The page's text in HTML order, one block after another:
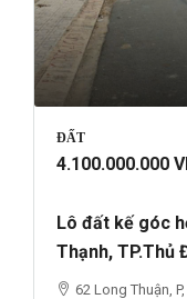
ĐẤT
4.100.000.000
Lô đất kế góc
Thạnh, TP.Thủ
62 Long Thuận,